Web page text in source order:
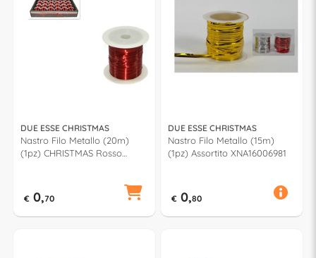
DUE ESSE CHRISTMAS
Nastro Filo Metallo (20m)
(1pz) CHRISTMAS Rosso
€ 0,70
DUE ESSE CHRISTMAS
Nastro Filo Metallo (15m)
(1pz) Assortito XNA16006981
€ 0,80